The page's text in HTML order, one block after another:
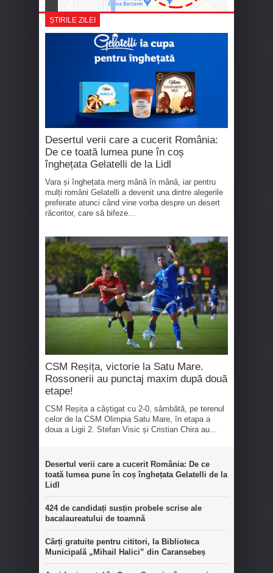
ȘTIRILE ZILEI
Desertul verii care a cucerit România:
De ce toată lumea pune în coș
înghețata Gelatelli de la Lidl
Vara și înghețata merg mână în mână, iar pentru
mulți români Gelatelli a devenit una dintre alegerile
preferate atunci când vine vorba despre un desert
răcoritor, care să bifeze...
CSM Reșița, victorie la Satu Mare.
Rossonerii au punctaj maxim după două
etape!
CSM Reșița a câștigat cu 2-0, sâmbătă, pe terenul
celor de la CSM Olimpia Satu Mare, în etapa a
doua a Ligii 2. Stefan Visic și Cristian Chira au...
Desertul verii care a cucerit România: De ce
toată lumea pune în coș înghețata Gelatelli de la
Lidl
424 de candidați susțin probele scrise ale
bacalaureatului de toamnă
Cărți gratuite pentru cititori, la Biblioteca
Municipală „Mihail Halici” din Caransebeș